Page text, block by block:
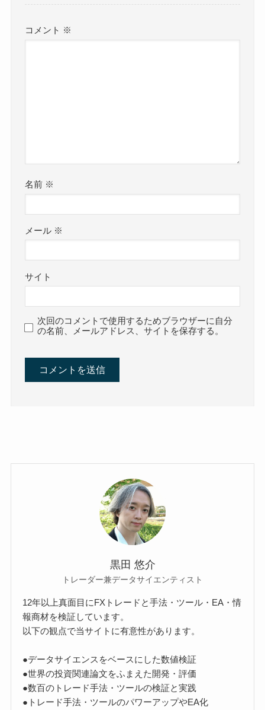
コメント ※
名前 ※
メール ※
サイト
次回のコメントで使用するためブラウザーに自分
の名前、メールアドレス、サイトを保存する。
黒田 悠介
トレーダー兼データサイエンティスト
12年以上真面目にFXトレードと手法・ツール・EA・情
報商材を検証しています。
以下の観点で当サイトに有意性があります。
●データサイエンスをベースにした数値検証
●世界の投資関連論文をふまえた開発・評価
●数百のトレード手法・ツールの検証と実践
●トレード手法・ツールのパワーアップやEA化